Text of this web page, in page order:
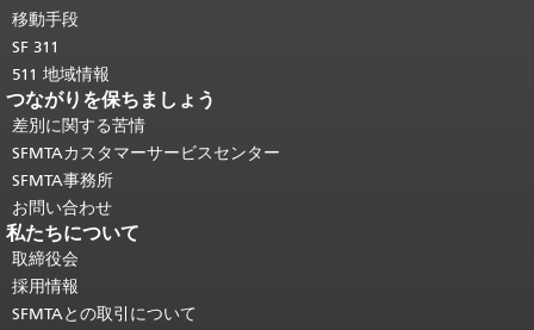
移動手段
SF 311
511 地域情報
つながりを保ちましょう
差別に関する苦情
SFMTAカスタマーサービスセンター
SFMTA事務所
お問い合わせ
私たちについて
取締役会
採用情報
SFMTAとの取引について